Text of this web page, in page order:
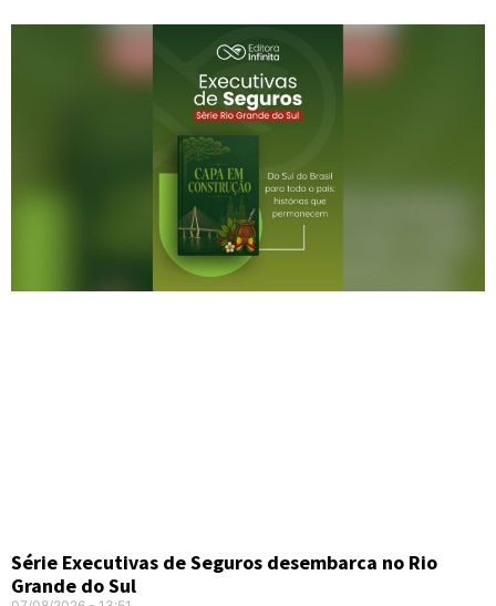
Série Executivas de Seguros desembarca no Rio
Grande do Sul